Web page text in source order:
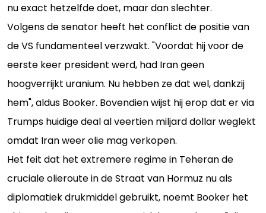
nu exact hetzelfde doet, maar dan slechter.
Volgens de senator heeft het conflict de positie van
de VS fundamenteel verzwakt. "Voordat hij voor de
eerste keer president werd, had Iran geen
hoogverrijkt uranium. Nu hebben ze dat wel, dankzij
hem", aldus Booker. Bovendien wijst hij erop dat er via
Trumps huidige deal al veertien miljard dollar weglekt
omdat Iran weer olie mag verkopen.
Het feit dat het extremere regime in Teheran de
cruciale olieroute in de Straat van Hormuz nu als
diplomatiek drukmiddel gebruikt, noemt Booker het